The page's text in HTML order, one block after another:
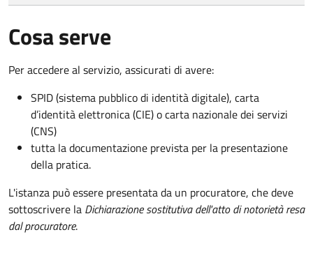
Cosa serve
Per accedere al servizio, assicurati di avere:
SPID (sistema pubblico di identità digitale), carta
d’identità elettronica (CIE) o carta nazionale dei servizi
(CNS)
tutta la documentazione prevista per la presentazione
della pratica.
L'istanza può essere presentata da un procuratore, che deve
sottoscrivere la Dichiarazione sostitutiva dell'atto di notorietà resa
dal procuratore.